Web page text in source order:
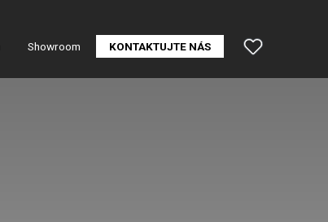
Showroom KONTAKTUJTE NÁS